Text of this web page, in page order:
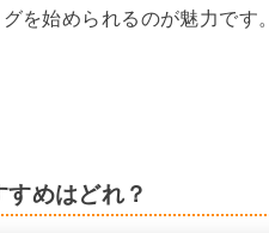
を始められるのが魅力です。
めはどれ？